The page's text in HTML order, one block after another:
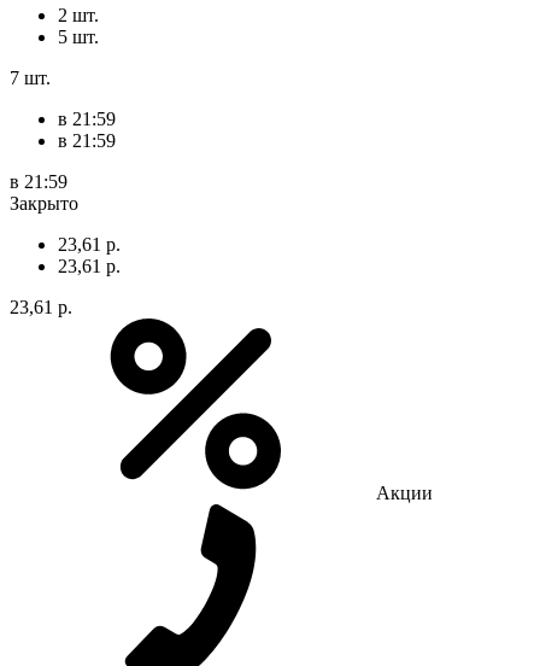
2 шт.
5 шт.
7 шт.
в 21:59
в 21:59
в 21:59
Закрыто
23,61 р.
23,61 р.
23,61 р.
Акции